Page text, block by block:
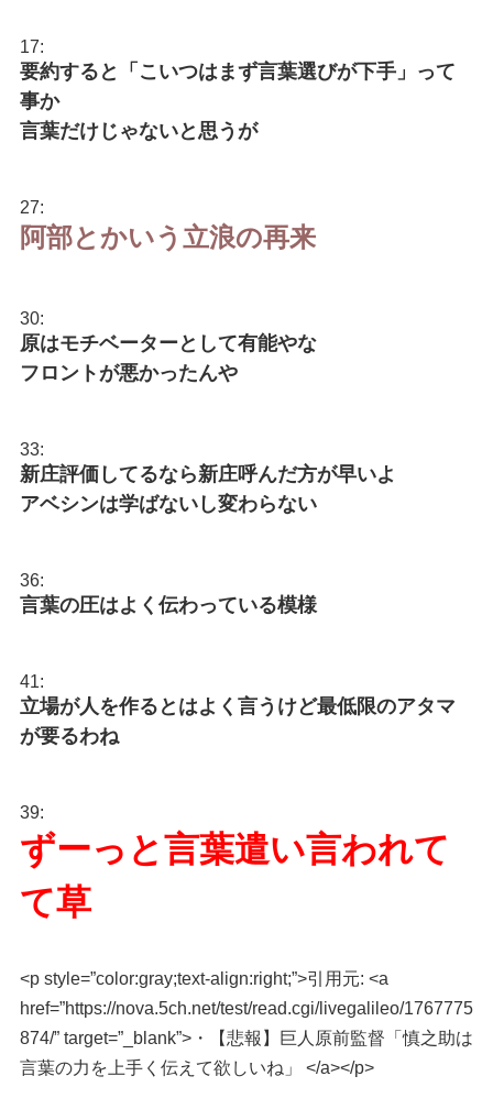
17:
要約すると「こいつはまず言葉選びが下手」って
事か
言葉だけじゃないと思うが
27:
阿部とかいう立浪の再来
30:
原はモチベーターとして有能やな
フロントが悪かったんや
33:
新庄評価してるなら新庄呼んだ方が早いよ
アベシンは学ばないし変わらない
36:
言葉の圧はよく伝わっている模様
41:
立場が人を作るとはよく言うけど最低限のアタマ
が要るわね
39:
ずーっと言葉遣い言われて
て草
<p style=”color:gray;text-align:right;”>引用元: <a
href=”https://nova.5ch.net/test/read.cgi/livegalileo/1767775
874/” target=”_blank”>・【悲報】巨人原前監督「慎之助は
言葉の力を上手く伝えて欲しいね」 </a></p>